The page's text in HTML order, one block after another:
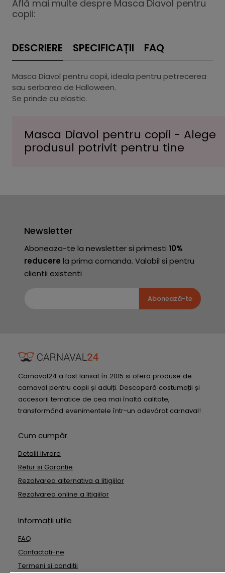
Află mai multe despre Masca Diavol pentru
copii:
DESCRIERE SPECIFICAȚII FAQ
Masca Diavol pentru copii, ideala pentru petrecerea
sau serbarea de Halloween.
Se prinde cu elastic.
Masca Diavol pentru copii - Alege
produsul potrivit pentru tine
Newsletter
Aboneaza-te la newsletter si primesti 10%
reducere la prima comanda. Valabil si pentru
clientii existenti
Abonează-te
Carnaval24 a fost lansat în 2015 si oferă produse de
carnaval pentru copii și adulți. Descoperă costumații și
accesorii tematice de cea mai înaltă calitate,
transformând evenimentele într-un adevărat carnaval!
Cum cumpăr
Detalii livrare
Retur si Garantie
Rezolvarea alternativa a litigiilor
Rezolvarea online a litigiilor
Informații utile
FAQ
Contactati-ne
Termeni si conditii